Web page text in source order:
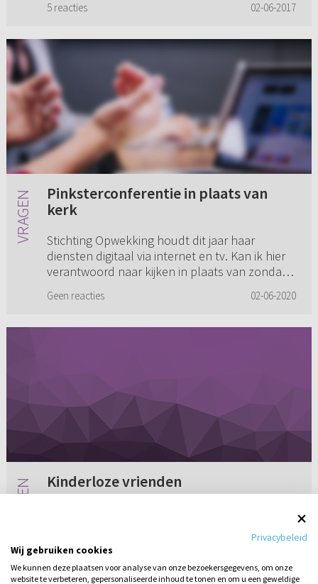
5 reacties 02-06-2017
Pinksterconferentie in plaats van
kerk
Stichting Opwekking houdt dit jaar haar
diensten digitaal via internet en tv. Kan ik hier
verantwoord naar kijken in plaats van zondags
Geen reacties 02-06-2020
Kinderloze vrienden
Zij willen wel graag aandacht voor hun situatie
als kinderloos echtpaar. Als je echter ergens
naar vraagt, wijzen ze ...
Privacybeleid
Wij gebruiken cookies
We kunnen deze plaatsen voor analyse van onze bezoekersgegevens, om onze
website te verbeteren, gepersonaliseerde inhoud te tonen en om u een geweldige